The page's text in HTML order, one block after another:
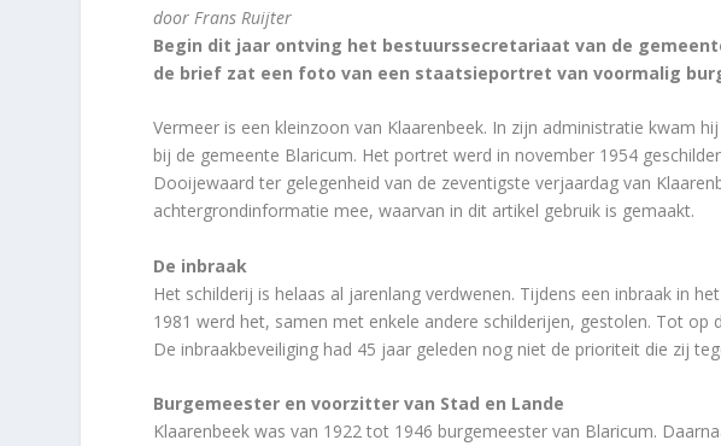
door Frans Ruijter
Begin dit jaar ontving het bestuurssecretariaat van de
de brief zat een foto van een staatsieportret van voormalig
Vermeer is een kleinzoon van Klaarenbeek. In zijn administratie kwam
bij de gemeente Blaricum. Het portret werd in november 1954
Dooijewaard ter gelegenheid van de zeventigste verjaardag van
achtergrondinformatie mee, waarvan in dit artikel gebruik is gemaakt.
De inbraak
Het schilderij is helaas al jarenlang verdwenen. Tijdens een inbraak in
1981 werd het, samen met enkele andere schilderijen, gestolen. Tot op
De inbraakbeveiliging had 45 jaar geleden nog niet de prioriteit die zij
Burgemeester en voorzitter van Stad en Lande
Klaarenbeek was van 1922 tot 1946 burgemeester van Blaricum.